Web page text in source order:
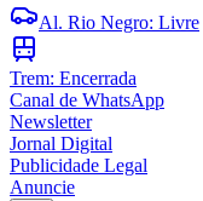
Al. Rio Negro: Livre
Trem: Encerrada
Canal de WhatsApp
Newsletter
Jornal Digital
Publicidade Legal
Anuncie